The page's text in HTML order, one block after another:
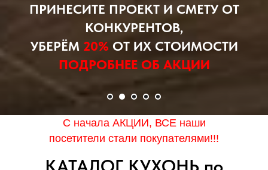
ПРИНЕСИТЕ ПРОЕКТ И СМЕТУ ОТ
КОНКУРЕНТОВ,
УБЕРЁМ 20% ОТ ИХ СТОИМОСТИ
ПОДРОБНЕЕ ОБ АКЦИИ
С начала АКЦИИ, ВСЕ наши
посетители стали покупателями!!!
КАТАЛОГ КУХОНЬ по